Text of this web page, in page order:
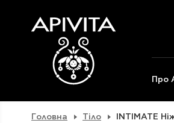
Про
Головна Тіло INTIMATE